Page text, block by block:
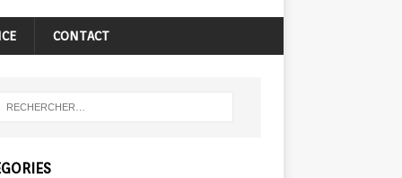
CONTACT